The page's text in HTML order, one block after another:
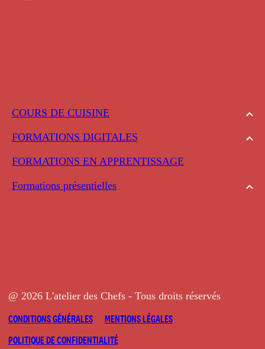
COURS DE CUISINE
FORMATIONS DIGITALES
FORMATIONS EN APPRENTISSAGE
Formations présentielles
@ 2026 L'atelier des Chefs - Tous droits réservés
CONDITIONS GÉNÉRALES
MENTIONS LÉGALES
POLITIQUE DE CONFIDENTIALITÉ